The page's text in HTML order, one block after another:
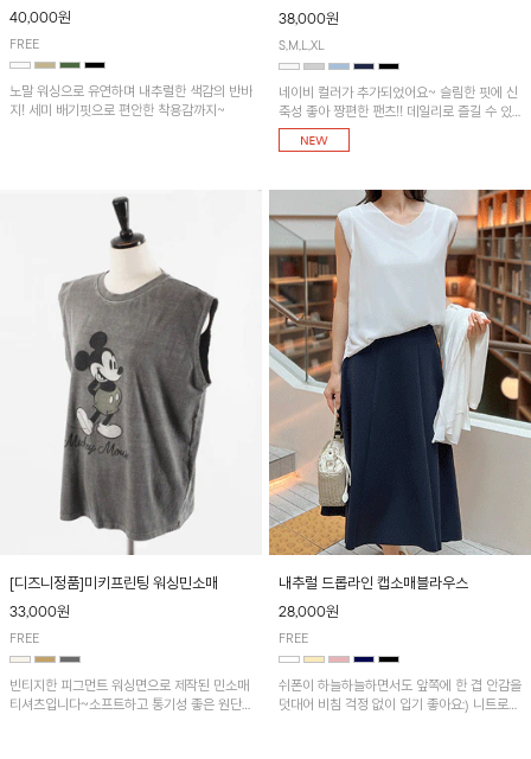
40,000원
FREE
노말 워싱으로 유연하며 내추럴한 색감의 반바
지! 세미 배기핏으로 편안한 착용감까지~
38,000원
S,M,L,XL
네이비 컬러가 추가되었어요~ 슬림한 핏에 신
축성 좋아 짱편한 팬츠!! 데일리로 즐길 수 있
는 기본 컬러들로 준비했어요~
[디즈니정품]미키프린팅 워싱민소매
33,000원
FREE
빈티지한 피그먼트 워싱면으로 제작된 민소매
티셔츠입니다~소프트하고 통기성 좋은 원단
내추럴 드롭라인 캡소매블라우스
28,000원
FREE
쉬폰이 하늘하늘하면서도 앞쪽에 한 겹 안감을
덧대어 비침 걱정 없이 입기 좋아요:) 니트로